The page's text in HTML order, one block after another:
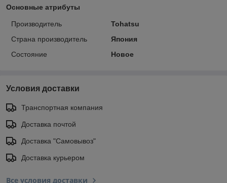
Основные атрибуты
Производитель
Tohatsu
Страна производитель
Япония
Состояние
Новое
Условия доставки
Транспортная компания
Доставка почтой
Доставка "Самовывоз"
Доставка курьером
Все условия доставки